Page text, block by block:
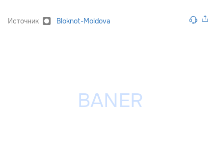
Источник Bloknot-Moldova